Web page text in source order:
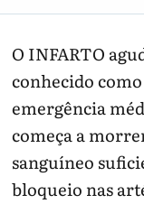
O INFARTO
conhecido como
emergência
começa a
sanguíneo
bloqueio nas